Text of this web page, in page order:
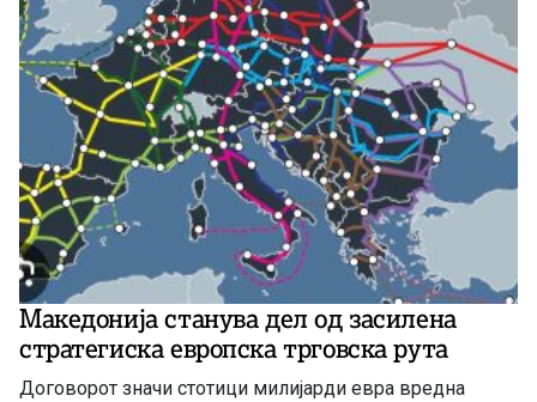
Македонија станува дел од засилена
стратегиска европска трговска рута
Договорот значи стотици милијарди евра вредна